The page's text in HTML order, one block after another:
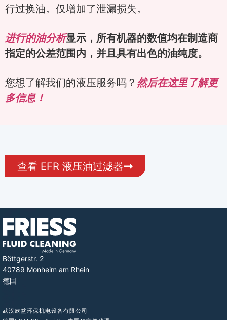
行过换油。仅增加了泄漏损失。
进行的油分析显示，所有机器的数值均在制造商
指定的公差范围内，并且具有出色的油纯度。
您想了解我们的液压服务吗？ 然后在这里了解更
多信息！
查看 EFR 液压油过滤器
Böttgerstr. 2
40789 Monheim am Rhein
德国
武汉欧益环保机电设备有限公司